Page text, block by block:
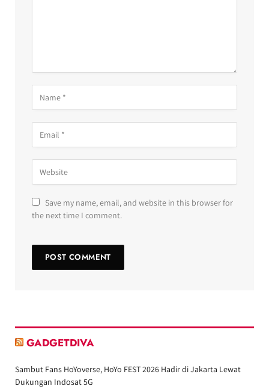
Save my name, email, and website in this browser for
the next time I comment.
GADGETDIVA
Sambut Fans HoYoverse, HoYo FEST 2026 Hadir di Jakarta Lewat
Dukungan Indosat 5G